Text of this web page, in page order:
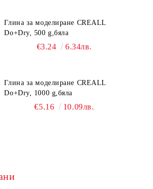
Глина за моделиране CREALL
Do+Dry, 500 g,бяла
€3.24 6.34лв.
Глина за моделиране CREALL
Do+Dry, 1000 g,бяла
€5.16 10.09лв.